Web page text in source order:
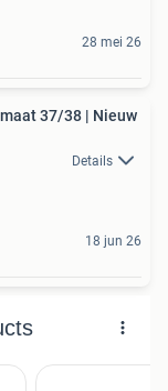
28 mei 26
37/38 | Nieuw
Details
18 jun 26